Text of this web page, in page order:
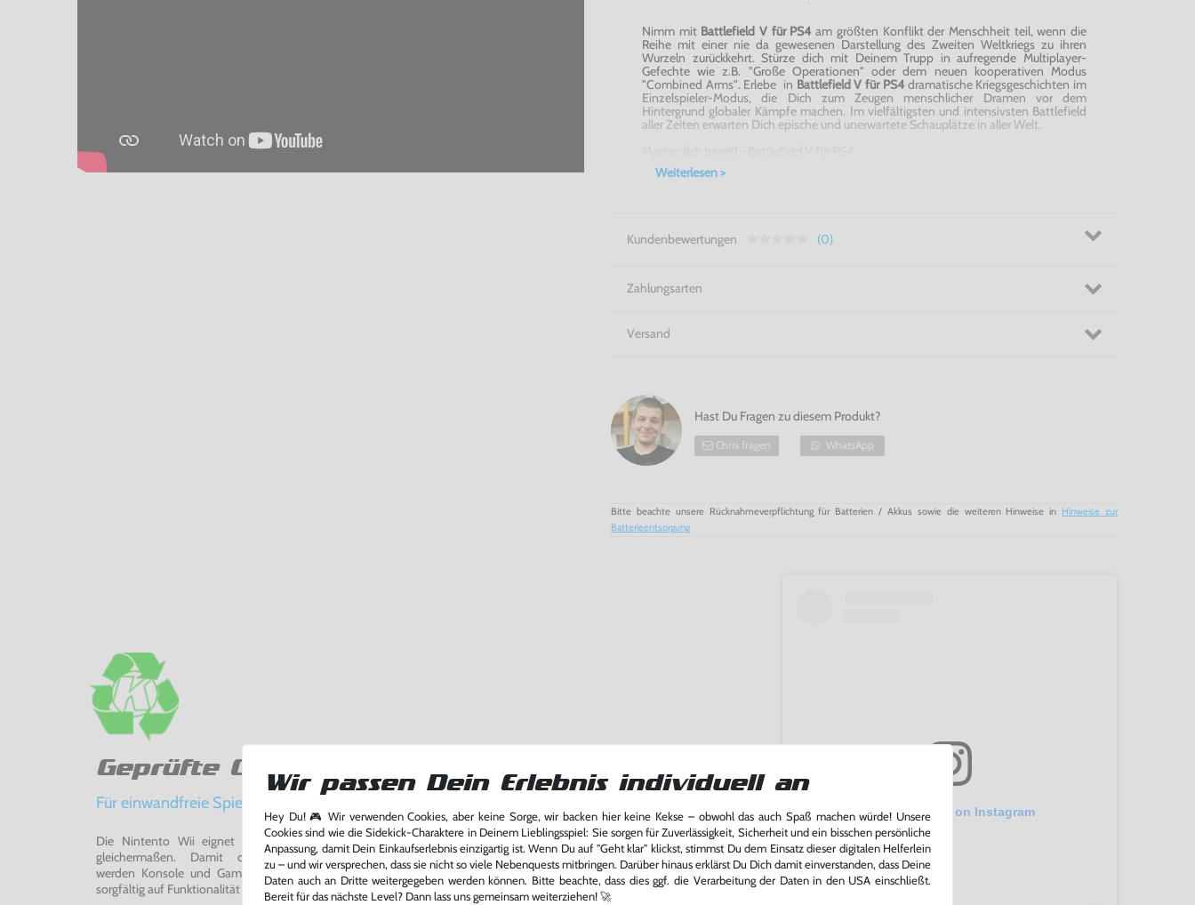
Nimm mit Battlefield V für PS4am größten Konflikt der Menschheit teil, wenn die
Reihe mit einer nie da gewesenen Darstellung des Zweiten Weltkriegs zu ihren
Wurzeln zurückkehrt. Stürze dich mit Deinem Trupp in aufregende Multiplayer-
Gefechte wie z.B. "Große Operationen" oder dem neuen kooperativen Modus
"Combined Arms". Erlebe in BattlefieldV für PS4dramatische Kriegsgeschichten im
Einzelspieler-Modus, die Dich zum Zeugen menschlicher Dramen vor dem
Hintergrund globaler Kämpfe machen. Im vielfältigsten und intensivsten Battlefield
aller Zeiten erwarten Dich epische und unerwartete Schauplätze in aller Welt.
Weiterlesen >
Kundenbewertungen (0)
Zahlungsarten
Versand
Hast Du Fragen zu diesem Produkt?
Chris fragen WhatsApp
Bitte beachte unsere Rücknahmeverpflichtung für Batterien / Akkus sowie die weiteren Hinweise in Hinweise zur
Batterieentsorgung
Geprüfte Qualität
Für einwandfreie Spielerlebnisse
Die Nintento Wii eignet sich perfekt für Retro-Gaming-Fans und neue Entdecker
gleichermaßen. Damit du ein einwandfreies Spielerlebnis genießen kannst,
werden Konsole und Game in unserer Reparatur-Werkstatt von unseren Fachkräften
sorgfältig auf Funktionalität getestet, gereinigt und bei Bedarf repariert.
View this post on Instagram
Wir passen Dein Erlebnis individuell an
Hey Du! 🎮 Wir verwenden Cookies, aber keine Sorge, wir backen hier keine Kekse – obwohl das auch Spaß machen würde! Unsere
Cookies sind wie die Sidekick-Charaktere in Deinem Lieblingsspiel: Sie sorgen für Zuverlässigkeit, Sicherheit und ein bisschen persönliche
Anpassung, damit Dein Einkaufserlebnis einzigartig ist. Wenn Du auf "Geht klar" klickst, stimmst Du dem Einsatz dieser digitalen Helferlein
zu – und wir versprechen, dass sie nicht so viele Nebenquests mitbringen. Darüber hinaus erklärst Du Dich damit einverstanden, dass Deine
Daten auch an Dritte weitergegeben werden können. Bitte beachte, dass dies ggf. die Verarbeitung der Daten in den USA einschließt.
Bereit für das nächste Level? Dann lass uns gemeinsam weiterziehen! 🚀